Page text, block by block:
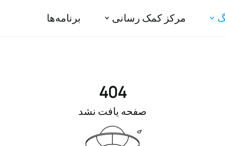
مرکز کمک رسانی برنامه‌ها
404
صفحه یافت نشد